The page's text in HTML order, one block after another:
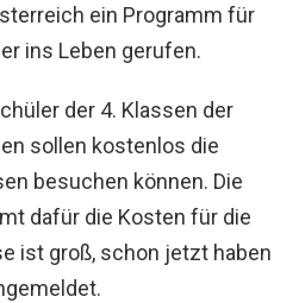
ein Programm für
ins Leben gerufen.
der 4. Klassen der
sollen kostenlos die
besuchen können. Die
dafür die Kosten für die
ist groß, schon jetzt haben